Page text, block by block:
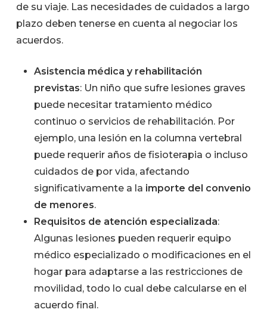
de su viaje. Las necesidades de cuidados a largo
plazo deben tenerse en cuenta al negociar los
acuerdos.
Asistencia médica y rehabilitación
previstas: Un niño que sufre lesiones graves
puede necesitar tratamiento médico
continuo o servicios de rehabilitación. Por
ejemplo, una lesión en la columna vertebral
puede requerir años de fisioterapia o incluso
cuidados de por vida, afectando
significativamente a la importe del convenio
de menores.
Requisitos de atención especializada:
Algunas lesiones pueden requerir equipo
médico especializado o modificaciones en el
hogar para adaptarse a las restricciones de
movilidad, todo lo cual debe calcularse en el
acuerdo final.